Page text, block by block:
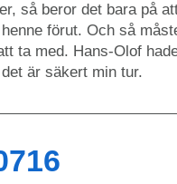
så beror det bara på
förut. Och så
ta med. Hans-Olof
är säkert min tur.